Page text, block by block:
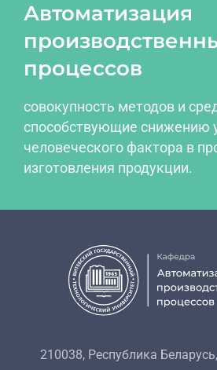
Автоматизация
процессов
совокупность методов и
способствующие снижению
человеческого фактора в
изготовления продукции.
210038, Республика